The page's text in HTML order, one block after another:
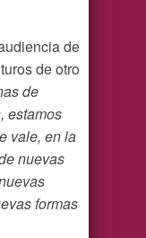
de
de otro
de
estamos
vale, en la
nuevas
formas